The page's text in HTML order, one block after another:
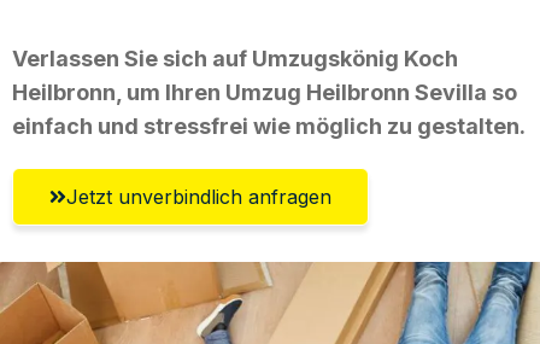
Verlassen Sie sich auf Umzugskönig Koch
Heilbronn, um Ihren Umzug Heilbronn Sevilla so
einfach und stressfrei wie möglich zu gestalten.
Jetzt unverbindlich anfragen